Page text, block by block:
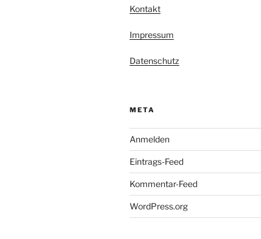
Kontakt
Impressum
Datenschutz
META
Anmelden
Eintrags-Feed
Kommentar-Feed
WordPress.org